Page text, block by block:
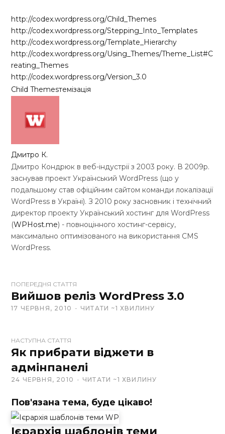
http://codex.wordpress.org/Child_Themes
http://codex.wordpress.org/Stepping_Into_Templates
http://codex.wordpress.org/Template_Hierarchy
http://codex.wordpress.org/Using_Themes/Theme_List#C
reating_Themes
http://codex.wordpress.org/Version_3.0
Child Themesтемізація
Дмитро К.
Дмитро Кондрюк в веб-індустрії з 2003 року. В 2009р.
заснував проект Український WordPress (що у
подальшому став офіційним сайтом команди локалізації
WordPress в Україні). З 2010 року засновник і технічний
директор проекту Український хостинг для WordPress
(WPHost.me) - повноцінного хостинг-сервісу,
максимально оптимізованого на використання CMS
WordPress.
e
b
s
t
e
ПОПЕРЕДНЯ СТАТТЯ
Вийшов реліз WordPress 3.0
17 ЧЕРВНЯ, 2010 ЧИТАТИ ~1 ХВИЛИНУ
НАСТУПНА СТАТТЯ
Як прибрати віджети в
адмінпанелі
24 ЧЕРВНЯ, 2010 ЧИТАТИ ~1 ХВИЛИНУ
Пов'язана тема, буде цікаво!